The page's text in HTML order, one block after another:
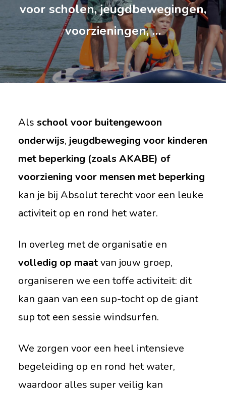
voor scholen, jeugdbewegingen,
voorzieningen, …
Als school voor buitengewoon
onderwijs, jeugdbeweging voor kinderen
met beperking (zoals AKABE) of
voorziening voor mensen met beperking
kan je bij Absolut terecht voor een leuke
activiteit op en rond het water.
In overleg met de organisatie en
volledig op maatvan jouw groep,
organiseren we een toffe activiteit: dit
kan gaan van een sup-tocht op de giant
sup tot een sessie windsurfen.
We zorgen voor een heel intensieve
begeleiding op en rond het water,
waardoor alles super veilig kan